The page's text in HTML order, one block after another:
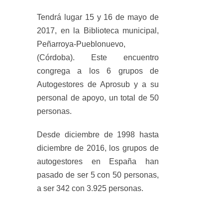
Tendrá lugar 15 y 16 de mayo de
2017, en la Biblioteca municipal,
Peñarroya-Pueblonuevo,
(Córdoba). Este encuentro
congrega a los 6 grupos de
Autogestores de Aprosub y a su
personal de apoyo, un total de 50
personas.
Desde diciembre de 1998 hasta
diciembre de 2016, los grupos de
autogestores en España han
pasado de ser 5 con 50 personas,
a ser 342 con 3.925 personas.